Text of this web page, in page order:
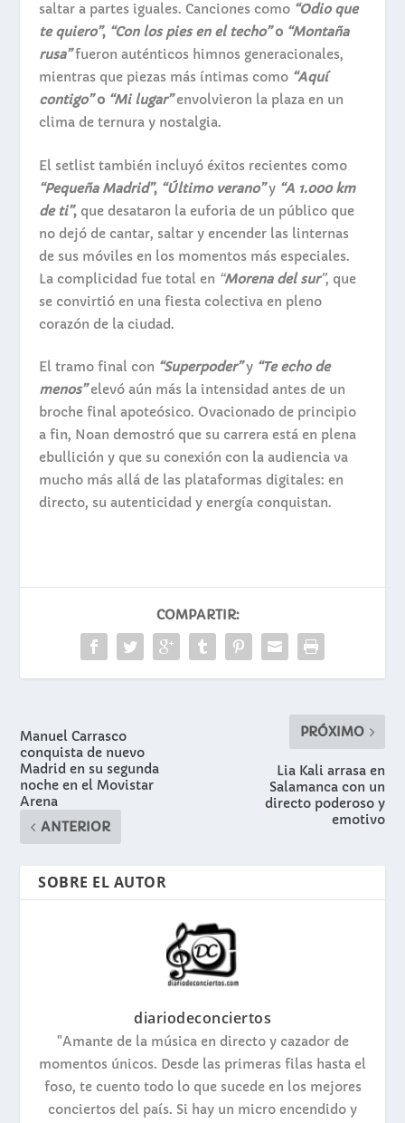
saltar a partes iguales. Canciones como “Odio que
te quiero”, “Con los pies en el techo”o “Montaña
rusa” fueron auténticos himnos generacionales,
mientras que piezas más íntimas como “Aquí
contigo”o “Mi lugar”envolvieron la plaza en un
clima de ternura y nostalgia.
El setlist también incluyó éxitos recientes como
“Pequeña Madrid”, “Último verano”y “A 1.000 km
de ti”,que desataron la euforia de un público que
no dejó de cantar, saltar y encender las linternas
de sus móviles en los momentos más especiales.
La complicidad fue total en “Morena del sur”, que
se convirtió en una fiesta colectiva en pleno
corazón de la ciudad.
El tramo final con “Superpoder”y “Te echo de
menos”elevó aún más la intensidad antes de un
broche final apoteósico. Ovacionado de principio
a fin, Noan demostró que su carrera está en plena
ebullición y que su conexión con la audiencia va
mucho más allá de las plataformas digitales: en
directo, su autenticidad y energía conquistan.
COMPARTIR:
Manuel Carrasco
conquista de nuevo
Madrid en su segunda
noche en el Movistar
Arena
ANTERIOR
PRÓXIMO
Lia Kali arrasa en
Salamanca con un
directo poderoso y
emotivo
SOBRE EL AUTOR
diariodeconciertos
"Amante de la música en directo y cazador de
momentos únicos. Desde las primeras filas hasta el
foso, te cuento todo lo que sucede en los mejores
conciertos del país. Si hay un micro encendido y